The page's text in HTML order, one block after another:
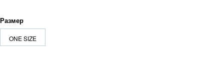
Размер
ONE SIZE